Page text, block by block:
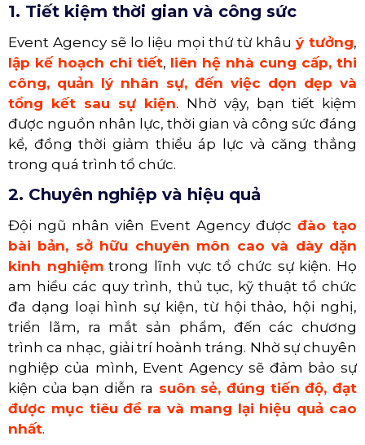
1. Tiết kiệm thời gian và công sức
Event Agency sẽ lo liệu mọi thứ từ khâu ý tưởng,
lập kế hoạch chi tiết, liên hệ nhà cung cấp, thi
công, quản lý nhân sự, đến việc dọn dẹp và
tổng kết sau sự kiện. Nhờ vậy, bạn tiết kiệm
được nguồn nhân lực, thời gian và công sức đáng
kể, đồng thời giảm thiểu áp lực và căng thẳng
trong quá trình tổ chức.
2. Chuyên nghiệp và hiệu quả
Đội ngũ nhân viên Event Agency được đào tạo
bài bản, sở hữu chuyên môn cao và dày dặn
kinh nghiệmtrong lĩnh vực tổ chức sự kiện. Họ
am hiểu các quy trình, thủ tục, kỹ thuật tổ chức
đa dạng loại hình sự kiện, từ hội thảo, hội nghị,
triển lãm, ra mắt sản phẩm, đến các chương
trình ca nhạc, giải trí hoành tráng. Nhờ sự chuyên
nghiệp của mình, Event Agency sẽ đảm bảo sự
kiện của bạn diễn ra suôn sẻ, đúng tiến độ, đạt
được mục tiêu đề ra và mang lại hiệu quả cao
nhất.